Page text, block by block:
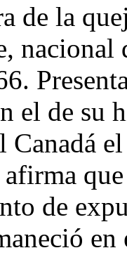
de la
nacional
el de su
Canadá
de